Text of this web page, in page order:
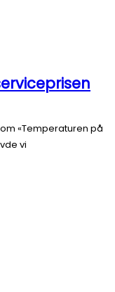
«Temperaturen på
vi